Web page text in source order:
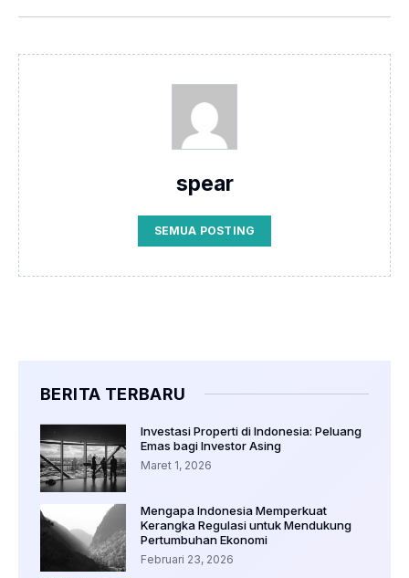
spear
SEMUA POSTING
BERITA TERBARU
Investasi Properti di Indonesia: Peluang
Emas bagi Investor Asing
Maret 1, 2026
Mengapa Indonesia Memperkuat
Kerangka Regulasi untuk Mendukung
Pertumbuhan Ekonomi
Februari 23, 2026